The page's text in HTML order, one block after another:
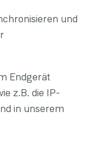
und
Endgerät
z.B. die IP-
in unserem